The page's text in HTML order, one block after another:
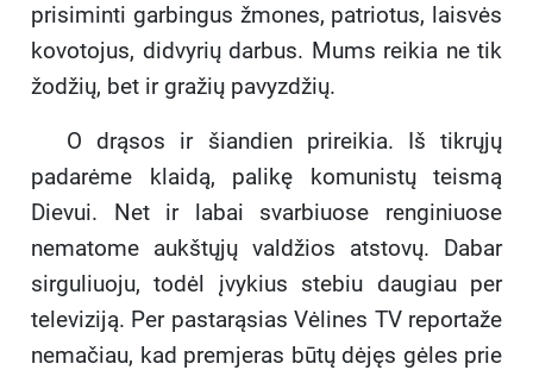
prisiminti garbingus žmones, patriotus, laisvės
kovotojus, didvyrių darbus. Mums reikia ne tik
žodžių, bet ir gražių pavyzdžių.
O drąsos ir šiandien prireikia. Iš tikrųjų
padarėme klaidą, palikę komunistų teismą
Dievui. Net ir labai svarbiuose renginiuose
nematome aukštųjų valdžios atstovų. Dabar
sirguliuoju, todėl įvykius stebiu daugiau per
televiziją. Per pastarąsias Vėlines TV reportaže
nemačiau, kad premjeras būtų dėjęs gėles prie